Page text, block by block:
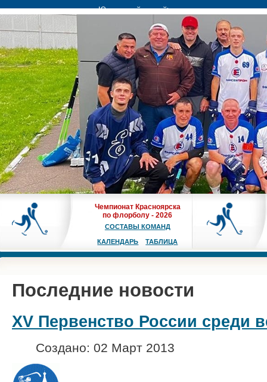
Юношеский хоккей>
Медиа>
Чемпионат Красноярска
по флорболу - 2026
СОСТАВЫ КОМАНД
КАЛЕНДАРЬ ТАБЛИЦА
Последние новости
XV Первенство России среди
Создано: 02 Март 2013